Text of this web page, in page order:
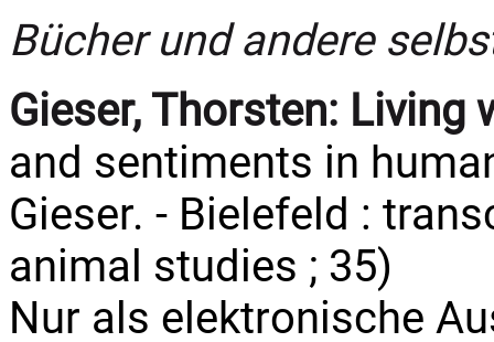
Bücher und andere
Gieser, Thorsten: Living
and sentiments in
Gieser. - Bielefeld :
animal studies ; 35)
Nur als elektronische